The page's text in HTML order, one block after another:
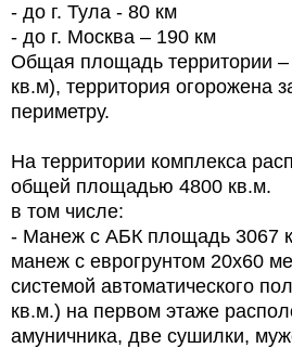
- до г. Тула - 80 км
- до г. Москва – 190 км
Общая площадь территории –
кв.м), территория огорожена
периметру.
На территории комплекса
общей площадью 4800 кв.м.
в том числе:
- Манеж с АБК площадь 3067
манеж с еврогрунтом 20х60
системой автоматического
кв.м.) на первом этаже
амуничника, две сушилки,